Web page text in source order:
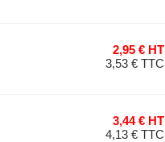
2,95 € HT
3,53 € TTC
3,44 € HT
4,13 € TTC